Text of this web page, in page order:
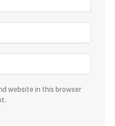
website in this browser